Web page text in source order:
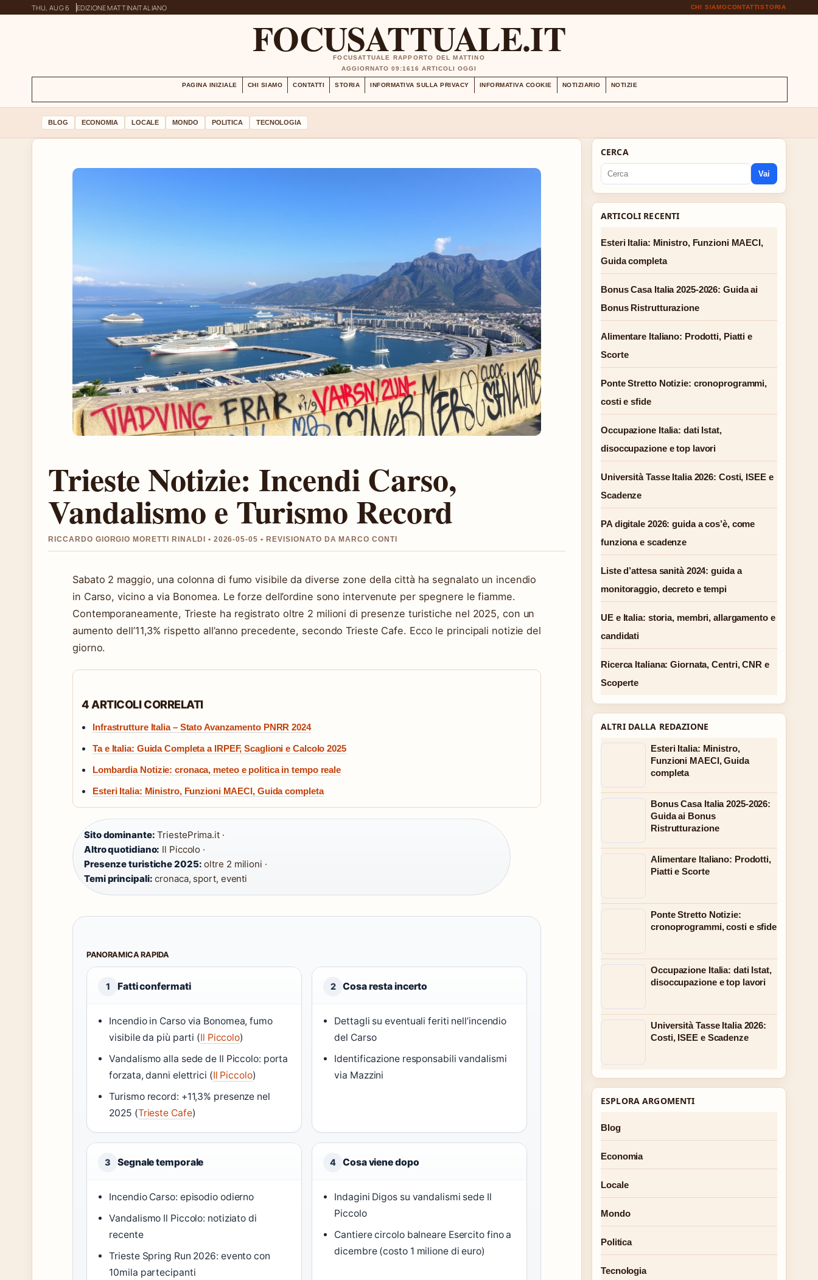
THU, AUG 6 EDIZIONE MATTINAITALIANO CHI SIAMOCONTATTISTORIA
FOCUSATTUALE.IT
FOCUSATTUALE RAPPORTO DEL MATTINO
AGGIORNATO 09:1616 ARTICOLI OGGI
PAGINA INIZIALE CHI SIAMO CONTATTI STORIA INFORMATIVA SULLA PRIVACY INFORMATIVA COOKIE NOTIZIARIO NOTIZIE
BLOG ECONOMIA LOCALE MONDO POLITICA TECNOLOGIA
Trieste Notizie: Incendi Carso,
Vandalismo e Turismo Record
RICCARDO GIORGIO MORETTI RINALDI • 2026-05-05 • REVISIONATO DA MARCO CONTI
Sabato 2 maggio, una colonna di fumo visibile da diverse zone della città ha segnalato un incendio
in Carso, vicino a via Bonomea. Le forze dell’ordine sono intervenute per spegnere le fiamme.
Contemporaneamente, Trieste ha registrato oltre 2 milioni di presenze turistiche nel 2025, con un
aumento dell’11,3% rispetto all’anno precedente, secondo Trieste Cafe. Ecco le principali notizie del
giorno.
4 ARTICOLI CORRELATI
Infrastrutture Italia – Stato Avanzamento PNRR 2024
Ta e Italia: Guida Completa a IRPEF, Scaglioni e Calcolo 2025
Lombardia Notizie: cronaca, meteo e politica in tempo reale
Esteri Italia: Ministro, Funzioni MAECI, Guida completa
Sito dominante: TriestePrima.it ·
Altro quotidiano: Il Piccolo ·
Presenze turistiche 2025: oltre 2 milioni ·
Temi principali: cronaca, sport, eventi
PANORAMICA RAPIDA
1 Fatti confermati
Incendio in Carso via Bonomea, fumo
visibile da più parti (Il Piccolo)
Vandalismo alla sede de Il Piccolo: porta
forzata, danni elettrici (Il Piccolo)
Turismo record: +11,3% presenze nel
2025 (Trieste Cafe)
2 Cosa resta incerto
Dettagli su eventuali feriti nell’incendio
del Carso
Identificazione responsabili vandalismi
via Mazzini
3 Segnale temporale
Incendio Carso: episodio odierno
Vandalismo Il Piccolo: notiziato di
recente
Trieste Spring Run 2026: evento con
10mila partecipanti
4 Cosa viene dopo
Indagini Digos su vandalismi sede Il
Piccolo
Cantiere circolo balneare Esercito fino a
dicembre (costo 1 milione di euro)
CERCA
Vai
ARTICOLI RECENTI
Esteri Italia: Ministro, Funzioni MAECI,
Guida completa
Bonus Casa Italia 2025-2026: Guida ai
Bonus Ristrutturazione
Alimentare Italiano: Prodotti, Piatti e
Scorte
Ponte Stretto Notizie: cronoprogrammi,
costi e sfide
Occupazione Italia: dati Istat,
disoccupazione e top lavori
Università Tasse Italia 2026: Costi, ISEE e
Scadenze
PA digitale 2026: guida a cos’è, come
funziona e scadenze
Liste d’attesa sanità 2024: guida a
monitoraggio, decreto e tempi
UE e Italia: storia, membri, allargamento e
candidati
Ricerca Italiana: Giornata, Centri, CNR e
Scoperte
ALTRI DALLA REDAZIONE
Esteri Italia: Ministro,
Funzioni MAECI, Guida
completa
Bonus Casa Italia 2025-2026:
Guida ai Bonus
Ristrutturazione
Alimentare Italiano: Prodotti,
Piatti e Scorte
Ponte Stretto Notizie:
cronoprogrammi, costi e sfide
Occupazione Italia: dati Istat,
disoccupazione e top lavori
Università Tasse Italia 2026:
Costi, ISEE e Scadenze
ESPLORA ARGOMENTI
Blog
Economia
Locale
Mondo
Politica
Tecnologia